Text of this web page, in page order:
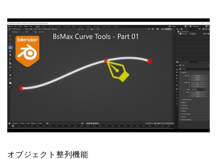
オブジェクト整列機能